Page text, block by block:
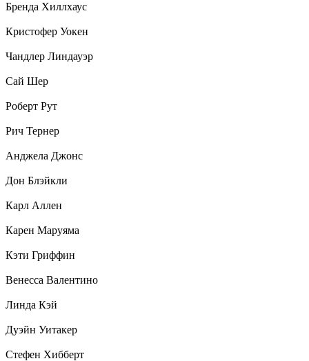
Бренда Хиллхаус
Кристофер Уокен
Чандлер Линдауэр
Сай Шер
Роберт Рут
Рич Тернер
Анджела Джонс
Дон Блэйкли
Карл Аллен
Карен Маруяма
Кэти Гриффин
Венесса Валентино
Линда Кэй
Дуэйн Уитакер
Стефен Хибберт